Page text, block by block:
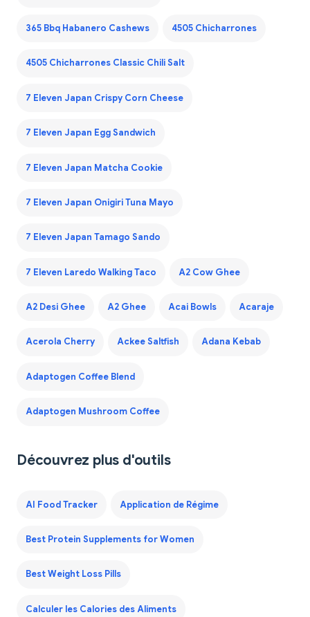
365 Bbq Habanero Cashews 4505 Chicharrones
4505 Chicharrones Classic Chili Salt
7 Eleven Japan Crispy Corn Cheese
7 Eleven Japan Egg Sandwich
7 Eleven Japan Matcha Cookie
7 Eleven Japan Onigiri Tuna Mayo
7 Eleven Japan Tamago Sando
7 Eleven Laredo Walking Taco A2 Cow Ghee
A2 Desi Ghee A2 Ghee Acai Bowls Acaraje
Acerola Cherry Ackee Saltfish Adana Kebab
Adaptogen Coffee Blend
Adaptogen Mushroom Coffee
Découvrez plus d'outils
AI Food Tracker Application de Régime
Best Protein Supplements for Women
Best Weight Loss Pills
Calculer les Calories des Aliments